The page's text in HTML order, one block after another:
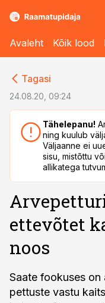
Avaleht Kõik lood
Tagasi
24.08.20, 09:24
Tähelepanu!
ning kuulub
Väljaanne ei
sisu, mistõttu
allikatega
ettevõtet
noos
Saate fookuses
pettuste vastu